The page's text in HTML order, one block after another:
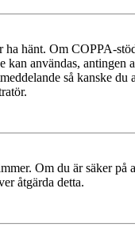
hänt. Om COPPA-
användas,
så kanske du
Om du är säker på
åtgärda detta.